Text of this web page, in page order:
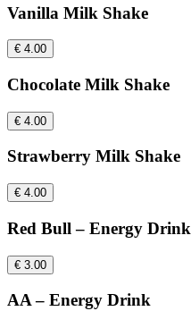
Vanilla Milk Shake
€ 4.00
Chocolate Milk Shake
€ 4.00
Strawberry Milk Shake
€ 4.00
Red Bull – Energy Drink
€ 3.00
AA – Energy Drink